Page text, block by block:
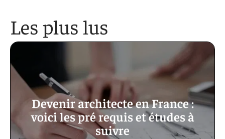
Les plus lus
Devenir architecte en France :
voici les pré requis et études à
suivre